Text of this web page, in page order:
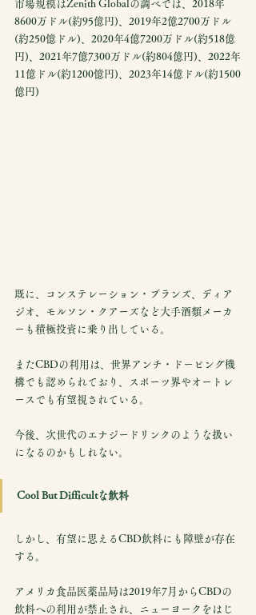
市場規模はZenith Globalの調べでは、2018年
8600万ドル(約95億円)、2019年2億2700万ドル
(約250憶ドル)、2020年4億7200万ドル(約518億
円)、2021年7億7300万ドル(約804億円)、2022年
11億ドル(約1200憶円)、2023年14億ドル(約1500
億円)
既に、コンステレーション・ブランズ、ディア
ジオ、モルソン・クアーズなど大手酒類メーカ
ーも積極投資に乗り出している。
またCBDの利用は、世界アンチ・ドーピング機
構でも認められており、スポーツ界やオートレ
ースでも有望視されている。
今後、次世代のエナジードリンクのような扱い
になるのかもしれない。
Cool But Difficultな飲料
しかし、有望に思えるCBD飲料にも障壁が存在
する。
アメリカ食品医薬品局は2019年7月からCBDの
飲料への利用が禁止され、ニューヨークをはじ